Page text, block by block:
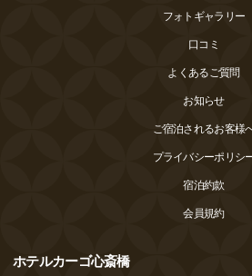
フォトギャラリー
口コミ
よくあるご質問
お知らせ
ご宿泊されるお客様
プライバシーポリシ
宿泊約款
会員規約
ホテルカーゴ心斎橋